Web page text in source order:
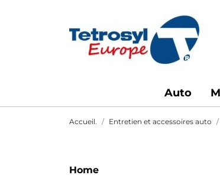
Auto
Accueil. Entretien et accessoires auto
Home